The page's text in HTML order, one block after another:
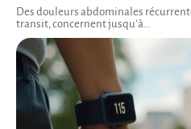
Des douleurs abdominales
transit, concernent jusqu’à…